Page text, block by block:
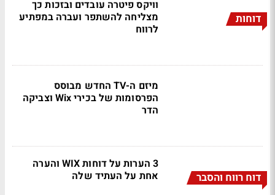
דוחות
וויקס פיטרה עובדים ובזכות כך
מצליחה להשתפר ועברה במפתיע
לרווח
מיזם ה-TV החדש מבוסס
הפרסומות של בכירי Wix וצביקה
הדר
דוח רווח והסבר
3 הערות על דוחות WIX והערה
אחת על העתיד שלה